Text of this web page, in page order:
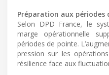
Préparation aux périodes
Selon DPD France, le
marge opérationnelle
périodes de pointe.
pression sur les
résilience face aux